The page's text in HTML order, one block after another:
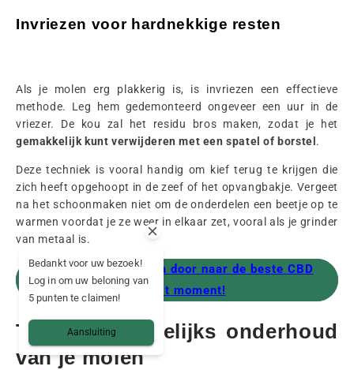
Invriezen voor hardnekkige resten
Als je molen erg plakkerig is, is invriezen een effectieve
methode. Leg hem gedemonteerd ongeveer een uur in de
vriezer. De kou zal het residu bros maken, zodat je het
gemakkelijk kunt verwijderen met een spatel of borstel .
Deze techniek is vooral handig om kief terug te krijgen die
zich heeft opgehoopt in de zeef of het opvangbakje. Vergeet
na het schoonmaken niet om de onderdelen een beetje op te
warmen voordat je ze weer in elkaar zet, vooral als je grinder
van metaal is.
Klaar met malen? Ga door naar de beste CBD
van dit moment!
Tips voor dagelijks onderhoud
van je molen
Bedankt voor uw bezoek!
Log in om uw beloning van
5 punten te claimen!
Aansluiting